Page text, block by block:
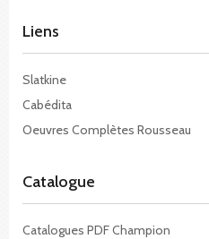
Liens
Slatkine
Cabédita
Oeuvres Complètes Rousseau
Catalogue
Catalogues PDF Champion